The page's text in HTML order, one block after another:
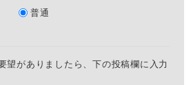
普通
望がありましたら、下の投稿欄に入力